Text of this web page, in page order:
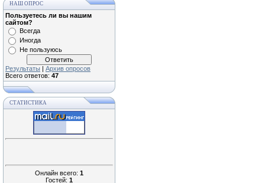
НАШ ОПРОС
Пользуетесь ли вы нашим
сайтом?
Всегда
Иногда
Не пользуюсь
Результаты | Архив опросов
Всего ответов: 47
СТАТИСТИКА
Онлайн всего: 1
Гостей: 1